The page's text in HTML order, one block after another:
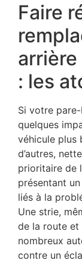
Faire
: les
Si votre
quelques
véhicule plus
d’autres,
prioritaire de
présentant
liés à la
Une strie,
de la route et
nombreux
contre un